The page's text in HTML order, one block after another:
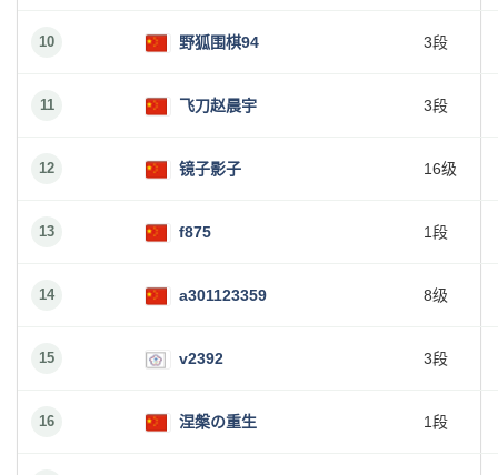
10 野狐围棋94 3段
11 飞刀赵晨宇 3段
12 镜子影子 16级
13 f875 1段
14 a301123359 8级
15 v2392 3段
16 涅槃の重生 1段